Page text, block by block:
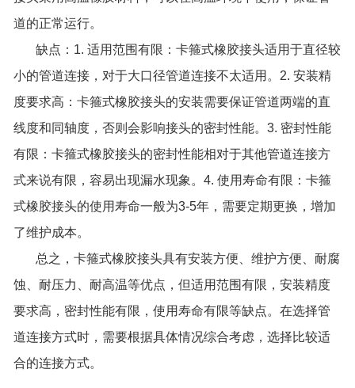
道的正常运行。
缺点：1. 适用范围有限：卡箍式橡胶接头适用于直径较
小的管道连接，对于大口径管道连接不太适用。2. 安装精
度要求高：卡箍式橡胶接头的安装需要保证管道两端的直
线度和同轴度，否则会影响接头的密封性能。3. 密封性能
有限：卡箍式橡胶接头的密封性能相对于其他管道连接方
式来说有限，容易出现漏水现象。4. 使用寿命有限：卡箍
式橡胶接头的使用寿命一般为3-5年，需要定期更换，增加
了维护成本。
总之，卡箍式橡胶接头具有安装方便、维护方便、耐腐
蚀、耐压力、耐高温等优点，但适用范围有限，安装精度
要求高，密封性能有限，使用寿命有限等缺点。在选择管
道连接方式时，需要根据具体情况综合考虑，选择比较适
合的连接方式。